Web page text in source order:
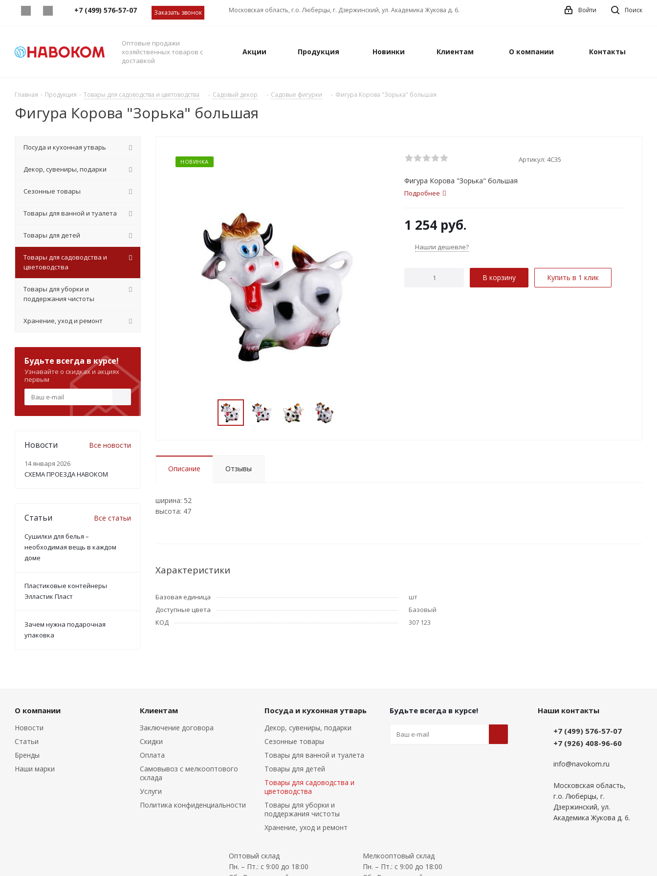
+7 (499) 576-57-07 Заказать звонок Московская область, г.о. Люберцы, г. Дзержинский, ул. Академика Жукова д. 6. Поиск
Войти
Оптовые продажи
хозяйственных товаров с
доставкой
Акции Продукция Новинки Клиентам О компании Контакты
Главная - Продукция - Товары для садоводства и цветоводства - Садовый декор - Садовые фигурки - Фигура Корова "Зорька" большая
Фигура Корова "Зорька" большая
НОВИНКА Артикул: 4С35
Фигура Корова "Зорька" большая
Подробнее
1 254 руб.
Нашли дешевле?
В корзину Купить в 1 клик
Описание Отзывы
ширина: 52
высота: 47
Характеристики
Базовая единица
шт
Доступные цвета
Базовый
КОД
307 123
Посуда и кухонная утварь
Декор, сувениры, подарки
Сезонные товары
Товары для ванной и туалета
Товары для детей
Товары для садоводства и
цветоводства
Товары для уборки и
поддержания чистоты
Хранение, уход и ремонт
Будьте всегда в курсе!
Узнавайте о скидках и акциях
первым
Новости Все новости
14 января 2026
СХЕМА ПРОЕЗДА НАВОКОМ
Статьи Все статьи
Сушилки для белья –
необходимая вещь в каждом
доме
Пластиковые контейнеры
Элластик Пласт
Зачем нужна подарочная
упаковка
О компании
Новости
Статьи
Бренды
Наши марки
Клиентам
Заключение договора
Скидки
Оплата
Самовывоз с мелкооптового
склада
Услуги
Политика конфиденциальности
Посуда и кухонная утварь
Декор, сувениры, подарки
Сезонные товары
Товары для ванной и туалета
Товары для детей
Товары для садоводства и
цветоводства
Товары для уборки и
поддержания чистоты
Хранение, уход и ремонт
Будьте всегда в курсе! Наши контакты
+7 (499) 576-57-07
+7 (926) 408-96-60
info@navokom.ru
Московская область,
г.о. Люберцы, г.
Дзержинский, ул.
Академика Жукова д. 6.
Оптовый склад
Пн. – Пт.: с 9:00 до 18:00
Мелкооптовый склад
Пн. – Пт.: с 9:00 до 18:00